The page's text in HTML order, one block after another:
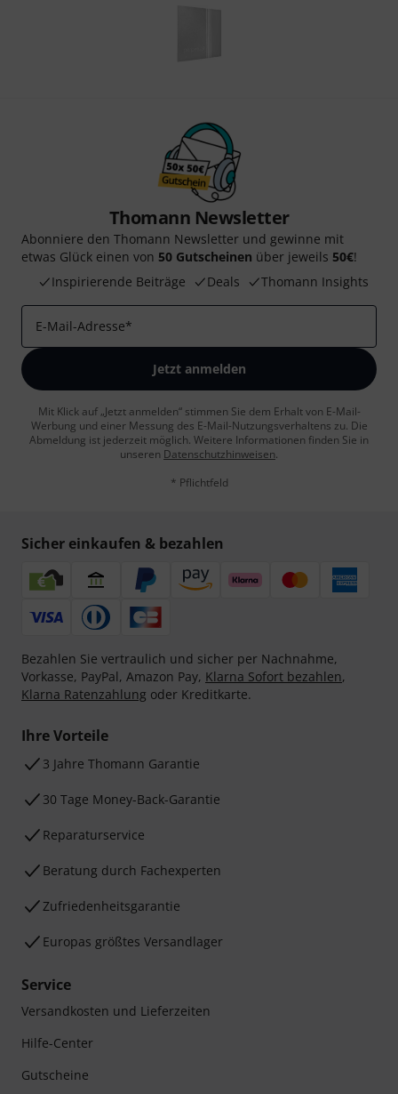
Thomann Newsletter
Abonniere den Thomann Newsletter und gewinne mit
etwas Glück einen von 50 Gutscheinen über jeweils 50€!
Inspirierende Beiträge
Deals Thomann Insights
E-Mail-Adresse*
Jetzt anmelden
Mit Klick auf „Jetzt anmelden“ stimmen Sie dem Erhalt von E-Mail-
Werbung und einer Messung des E-Mail-Nutzungsverhaltens zu. Die
Abmeldung ist jederzeit möglich. Weitere Informationen finden Sie in
unseren Datenschutzhinweisen.
* Pflichtfeld
Sicher einkaufen & bezahlen
Bezahlen Sie vertraulich und sicher per Nachnahme,
Vorkasse, PayPal, Amazon Pay, Klarna Sofort bezahlen,
Klarna Ratenzahlung oder Kreditkarte.
Ihre Vorteile
3 Jahre Thomann Garantie
30 Tage Money-Back-Garantie
Reparaturservice
Beratung durch Fachexperten
Zufriedenheitsgarantie
Europas größtes Versandlager
Service
Versandkosten und Lieferzeiten
Hilfe-Center
Gutscheine